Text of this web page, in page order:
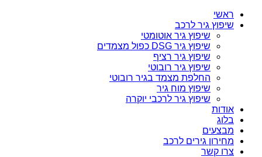
ראשי
שיפוץ גיר לרכב
שיפוץ גיר אוטומטי
שיפוץ גיר DSG כפול מצמדים
שיפוץ גיר רציף
שיפוץ גיר רובוטי
החלפת מצמד בגיר רובוטי
שיפוץ מוח גיר
שיפוץ גיר לרכבי יוקרה
אודות
בלוג
מבצעים
מחירון גירים לרכב
צרו קשר